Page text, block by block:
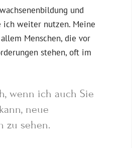
und
ich weiter nutzen. Meine
Menschen, die vor
stehen, oft im
wenn ich auch Sie
neue
zu sehen.